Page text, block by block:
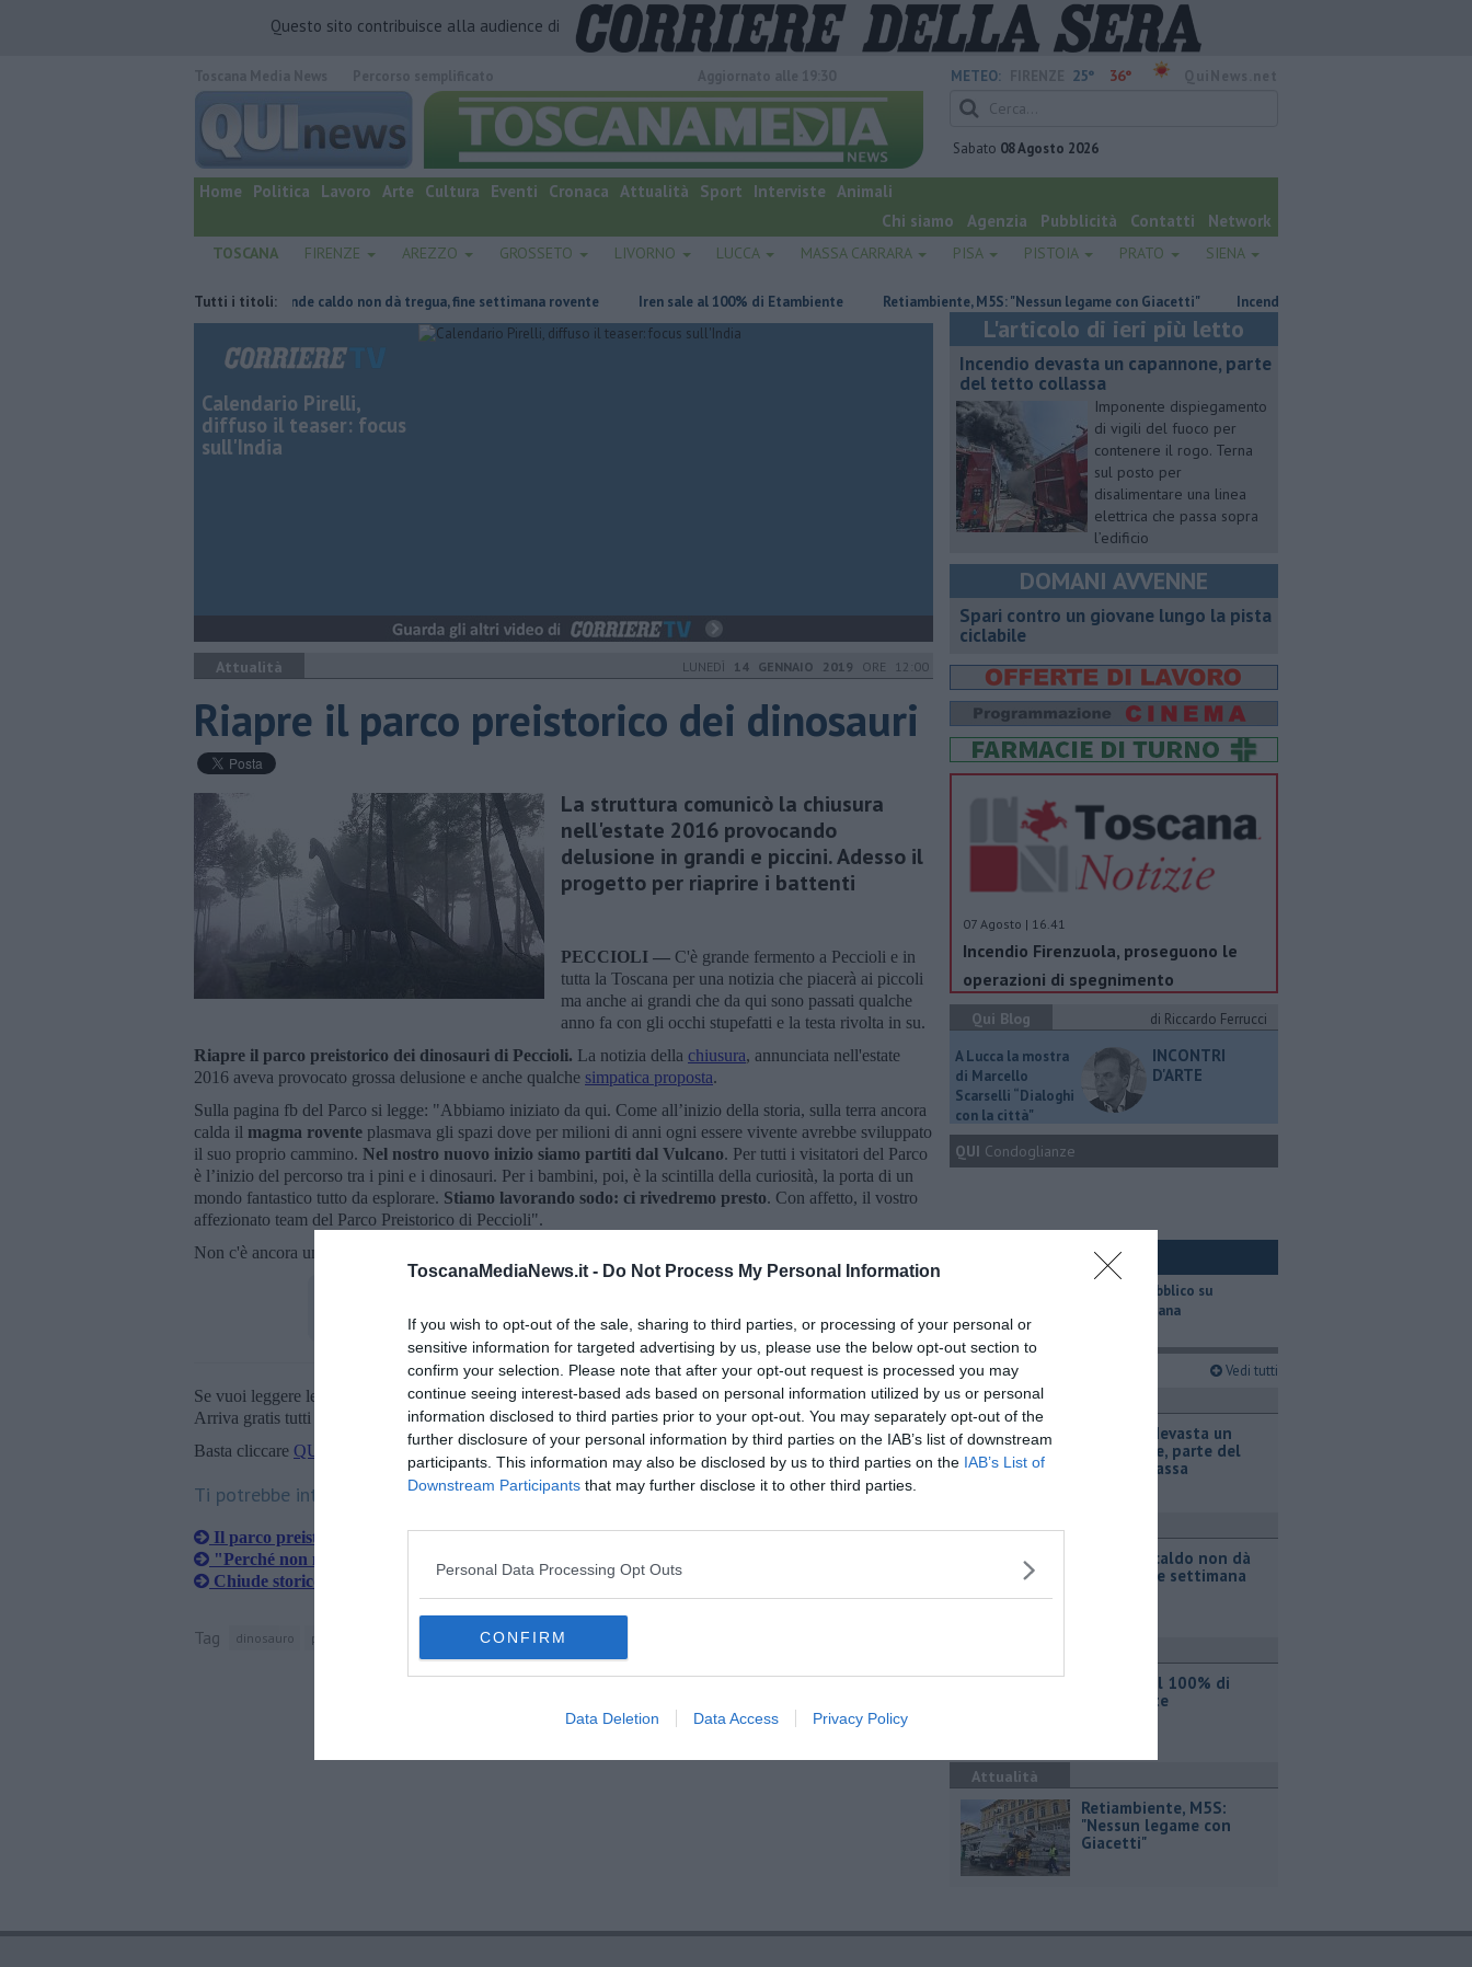
ToscanaMediaNews.it - Do Not Process My Personal Information
If you wish to opt-out of the sale, sharing to third parties, or processing of your personal or
sensitive information for targeted advertising by us, please use the below opt-out section to
confirm your selection. Please note that after your opt-out request is processed you may
continue seeing interest-based ads based on personal information utilized by us or personal
information disclosed to third parties prior to your opt-out. You may separately opt-out of the
further disclosure of your personal information by third parties on the IAB’s list of downstream
participants. This information may also be disclosed by us to third parties on the IAB’s List of
Downstream Participants that may further disclose it to other third parties.
Personal Data Processing Opt Outs
CONFIRM
Data Deletion Data Access Privacy Policy
Questo sito contribuisce alla audience di
quotidiano online.
METEO: 25° 36°
Sabato 08 Agosto 2026
Home Politica Lavoro Arte Cultura Eventi Cronaca Attualità Sport Interviste Animali
Chi siamo
Agenzia Pubblicità Contatti Network
TOSCANA FIRENZE AREZZO GROSSETO LIVORNO LUCCA MASSA CARRARA PISA PISTOIA PRATO SIENA
Tutti i titoli:
Il grande caldo non dà tregua, fine settimana rovente Iren sale al 100% di Etambiente Retiambiente, M5S: "Nessun legame con Giacetti" Incendio devasta un capannone, parte del
Calendario Pirelli,
diffuso il teaser: focus
sull'India
Attualità LUNEDÌ 14 GENNAIO 2019 ORE 12:00
Riapre il parco preistorico dei dinosauri
La struttura comunicò la chiusura
nell'estate 2016 provocando
delusione in grandi e piccini. Adesso il
progetto per riaprire i battenti
PECCIOLI — C'è grande fermento a Peccioli e in
tutta la Toscana per una notizia che piacerà ai piccoli
ma anche ai grandi che da qui sono passati qualche
anno fa con gli occhi stupefatti e la testa rivolta in su.
Riapre il parco preistorico dei dinosauri di Peccioli. La notizia della chiusura, annunciata nell'estate
2016 aveva provocato grossa delusione e anche qualche simpatica proposta.
Sulla pagina fb del Parco si legge: "Abbiamo iniziato da qui. Come all’inizio della storia, sulla terra ancora
calda il magma rovente plasmava gli spazi dove per milioni di anni ogni essere vivente avrebbe sviluppato
il suo proprio cammino. Nel nostro nuovo inizio siamo partiti dal Vulcano. Per tutti i visitatori del Parco
è l’inizio del percorso tra i pini e i dinosauri. Per i bambini, poi, è la scintilla della curiosità, la porta di un
mondo fantastico tutto da esplorare. Stiamo lavorando sodo: ci rivedremo presto. Con affetto, il vostro
affezionato team del Parco Preistorico di Peccioli".
Non c'è ancora una data per la riapertura ma è ipotizzabile che avvenga nella primavera in arrivo.
Se vuoi leggere le notizie principali della Toscana iscriviti alla Newsletter QUInews - ToscanaMedia.
Arriva gratis tutti i giorni alle 20:00 direttamente nella tua casella di posta.
Basta cliccare QUI
Ti potrebbe interessare anche:
Il parco preistorico chiude i battenti
"Perché non mettiamo i dinosauri per il paese?"
Chiude storico negozio del corso Matteotti
Tag dinosauro peccioli vulcano
L'articolo di ieri più letto
Incendio devasta un capannone, parte
del tetto collassa
Imponente dispiegamento
di vigili del fuoco per
contenere il rogo. Terna
sul posto per
disalimentare una linea
elettrica che passa sopra
l’edificio
DOMANI AVVENNE
Spari contro un giovane lungo la pista
ciclabile
07 Agosto | 16.41
Incendio Firenzuola, proseguono le
operazioni di spegnimento
Qui Blog
di Riccardo Ferrucci
A Lucca la mostra
di Marcello
Scarselli “Dialoghi
con la città"
INCONTRI
D'ARTE
QUI Condoglianze
​Il trasporto pubblico su
gomma in Toscana
Ultimi articoli Vedi tutti
Cronaca
Incendio devasta un
capannone, parte del
tetto collassa
Attualità
Il grande caldo non dà
tregua, fine settimana
Iren sale al 100% di
Etambiente
Attualità
Retiambiente, M5S:
"Nessun legame con
Giacetti"